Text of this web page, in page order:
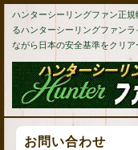
ハンターシーリングファン正
るハンターシーリングファン
ながら日本の安全基準をクリア
お問い合わせ